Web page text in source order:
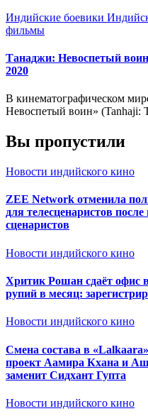
Индийские боевики
фильмы
Танаджи: Невоспетый
2020
В кинематографическом мире 2020 года, фильм «Танаджи:
Невоспетый воин» (Tanhaji:
Вы пропустили
Новости индийского кино
ZEE Network отменила
для телесценаристов
сценаристов
Новости индийского кино
Хритик Рошан сдаёт офис
рупий в месяц:
Новости индийского кино
Смена состава в
проект Аамира Кхана и
заменит Сидхант Гупта
Новости индийского кино